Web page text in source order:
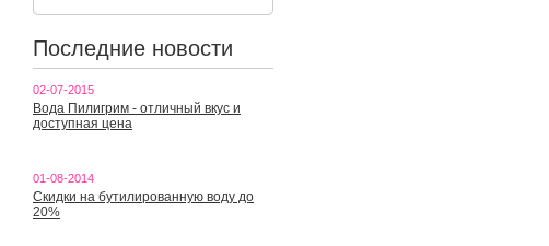
Последние новости
02-07-2015
Вода Пилигрим - отличный вкус и
доступная цена
01-08-2014
Скидки на бутилированную воду до
20%